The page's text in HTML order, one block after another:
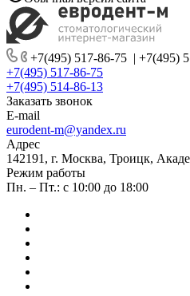
+7(495) 517-86-75 | +7(495)
+7(495) 517-86-75
+7(495) 514-86-13
Заказать звонок
E-mail
eurodent-m@yandex.ru
Адрес
142191, г. Москва, Троицк,
Режим работы
Пн. – Пт.: с 10:00 до 18:00